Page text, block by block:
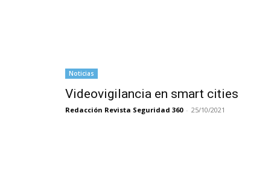
Noticias
Videovigilancia en smart cities
Redacción Revista Seguridad 360 - 25/10/2021